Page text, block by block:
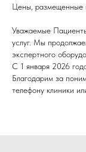
Цены, размещенные
Уважаемые
услуг. Мы
экспертного
С 1 января 2026
Благодарим за
телефону клиники